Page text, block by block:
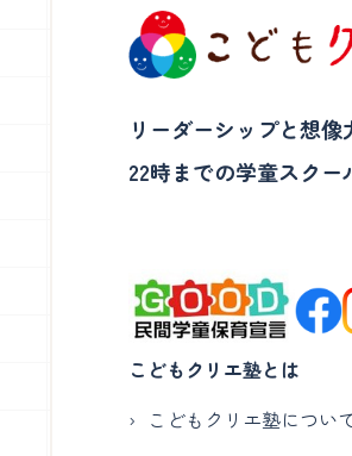
リーダーシップと想像
22時までの学童スクー
こどもクリエ塾とは
こどもクリエ塾につい